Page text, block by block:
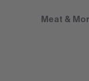
Meat &